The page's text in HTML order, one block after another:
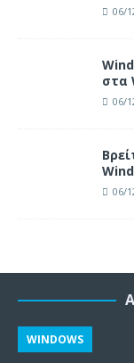
06/
στα
06/
06/
WINDOWS